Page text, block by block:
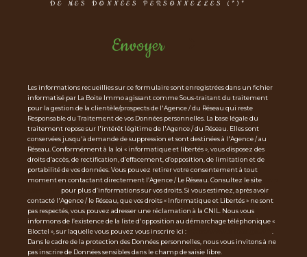
DE MES DONNÉES PERSONNELLES (*)*
Envoyer
Les informations recueillies sur ce formulaire sont enregistrées dans un fichier
informatisé par La Boite Immo agissant comme Sous-traitant du traitement
pour la gestion de la clientèle/prospects de l'Agence / du Réseau qui reste
Responsable du Traitement de vos Données personnelles. La base légale du
traitement repose sur l'intérêt légitime de l'Agence / du Réseau. Elles sont
conservées jusqu'à demande de suppression et sont destinées à l'Agence / au
Réseau. Conformément à la loi « informatique et libertés », vous disposez des
droits d’accès, de rectification, d’effacement, d’opposition, de limitation et de
portabilité de vos données. Vous pouvez retirer votre consentement à tout
moment en contactant directement l’Agence / Le Réseau. Consultez le site
pour plus d’informations sur vos droits. Si vous estimez, après avoir
contacté l'Agence / le Réseau, que vos droits « Informatique et Libertés » ne sont
pas respectés, vous pouvez adresser une réclamation à la CNIL. Nous vous
informons de l’existence de la liste d'opposition au démarchage téléphonique «
Bloctel », sur laquelle vous pouvez vous inscrire ici :
.
Dans le cadre de la protection des Données personnelles, nous vous invitons à ne
pas inscrire de Données sensibles dans le champ de saisie libre.